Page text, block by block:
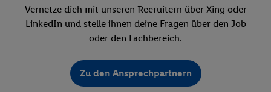
Vernetze dich mit unseren Recruitern über Xing oder
LinkedIn und stelle ihnen deine Fragen über den Job
oder den Fachbereich.
Zu den Ansprechpartnern